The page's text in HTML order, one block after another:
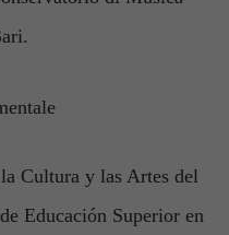
Cultura y las Artes del
Educación Superior en